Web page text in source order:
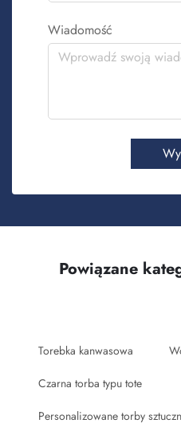
Wiadomość
Powiązane
Torebka kanwasowa
Czarna torba typu tote
Personalizowane torby